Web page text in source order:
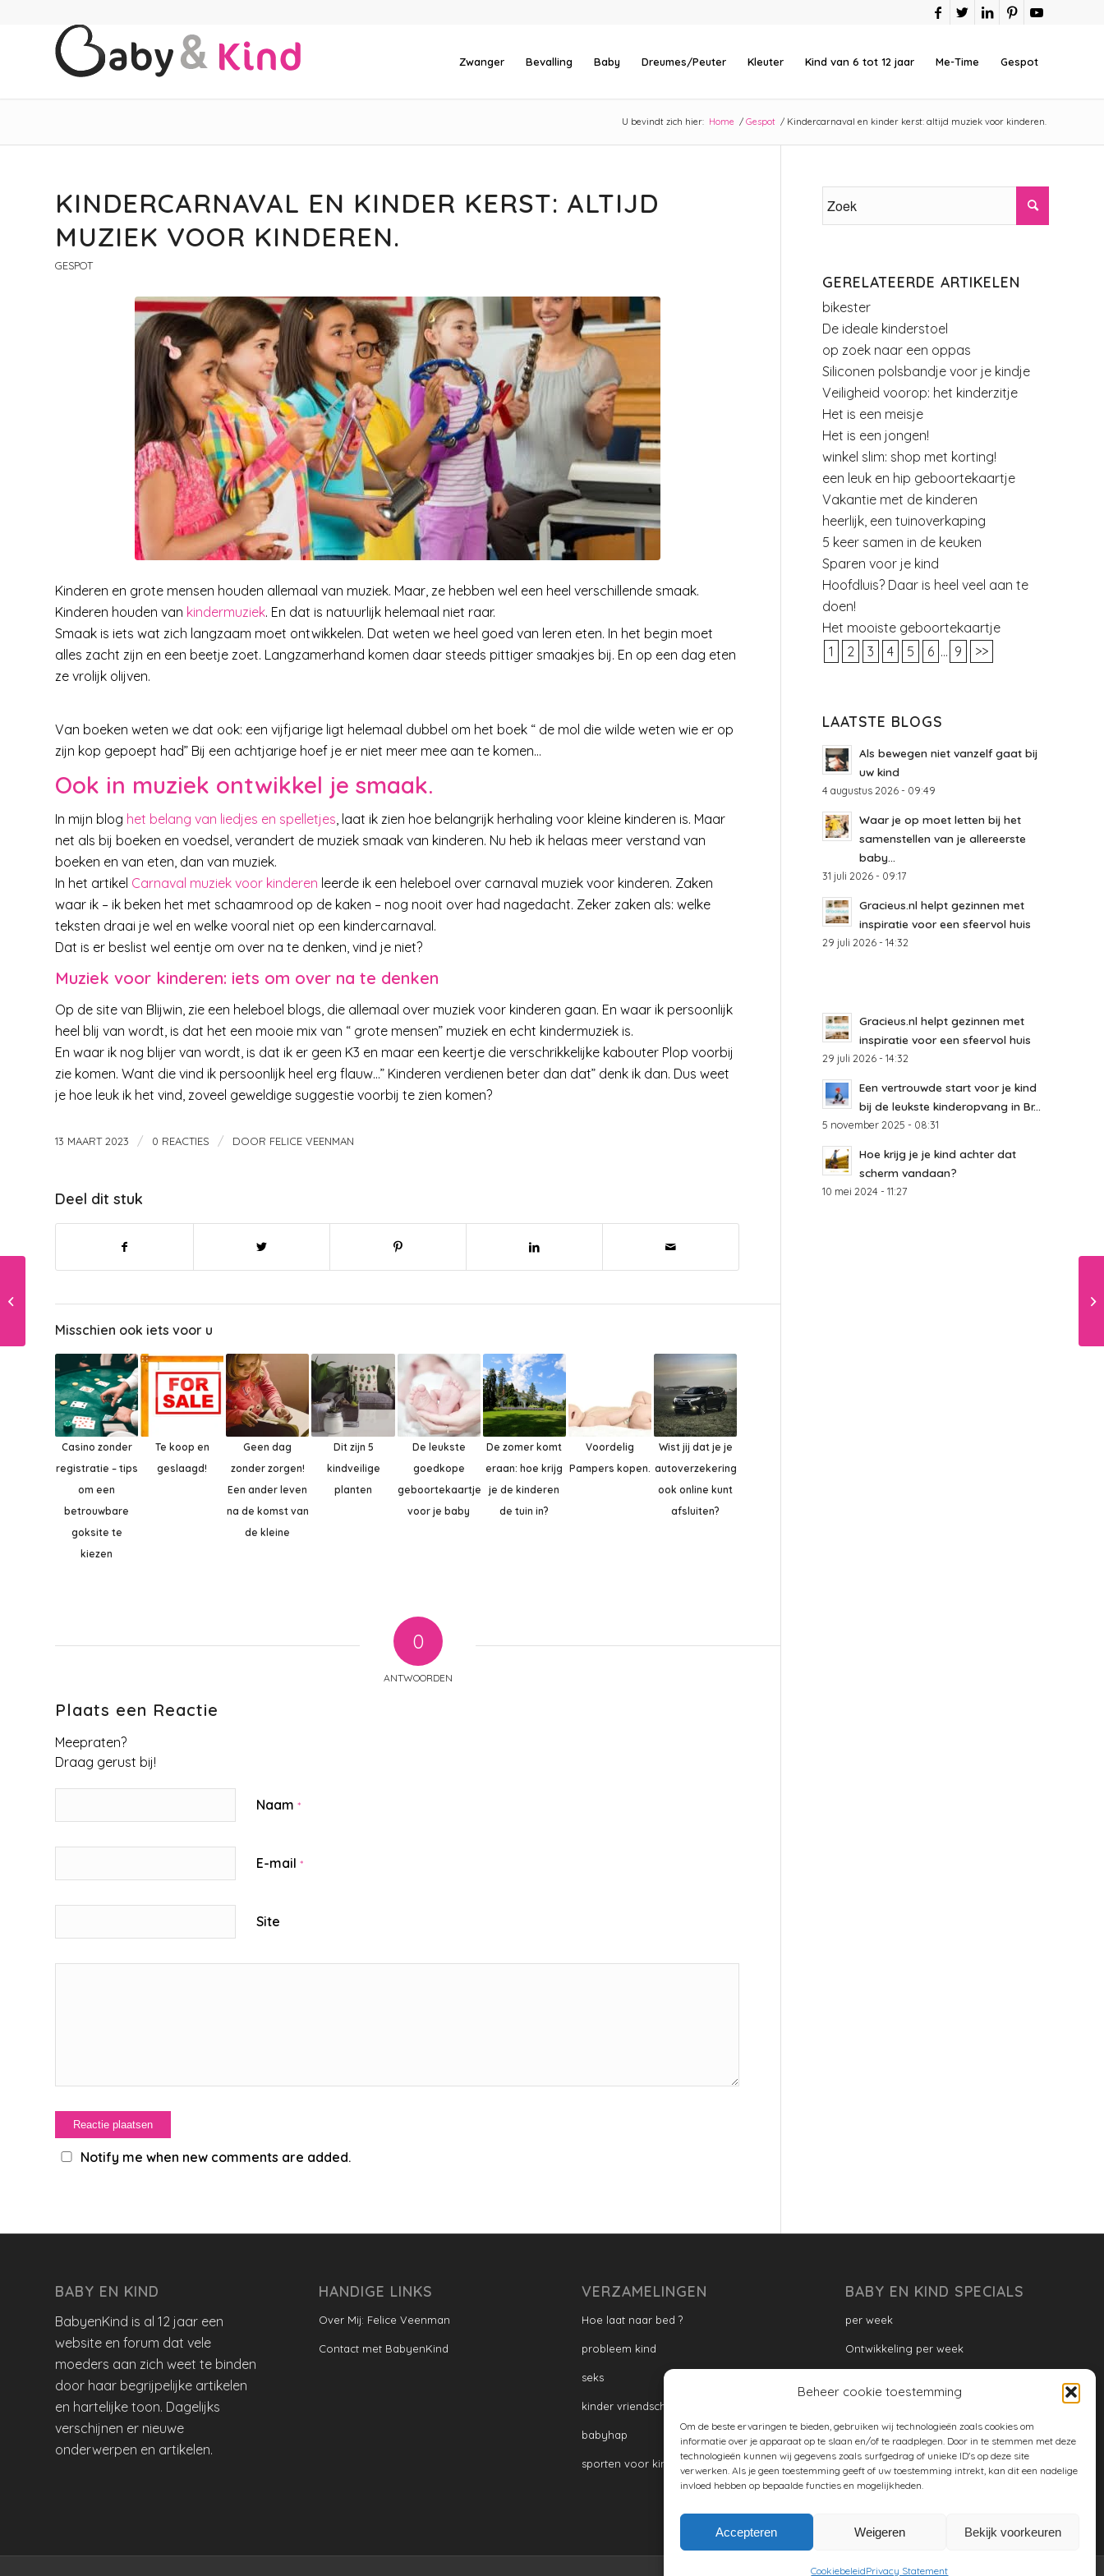
Beheer cookie toestemming
Om de beste ervaringen te bieden, gebruiken wij technologieën zoals cookies om
informatie over je apparaat op te slaan en/of te raadplegen. Door in te stemmen met deze
technologieën kunnen wij gegevens zoals surfgedrag of unieke ID's op deze site
verwerken. Als je geen toestemming geeft of uw toestemming intrekt, kan dit een nadelige
invloed hebben op bepaalde functies en mogelijkheden.
Accepteren Weigeren Bekijk voorkeuren
CookiebeleidPrivacy Statement
Zwanger Bevalling Baby Dreumes/Peuter Kleuter Kind van 6 tot 12 jaar Me-Time Gespot
U bevindt zich hier: Home / Gespot / Kindercarnaval en kinder kerst: altijd muziek voor kinderen.
KINDERCARNAVAL EN KINDER KERST: ALTIJD
MUZIEK VOOR KINDEREN.
GESPOT
Kinderen en grote mensen houden allemaal van muziek. Maar, ze hebben wel een heel verschillende smaak.
Kinderen houden van kindermuziek. En dat is natuurlijk helemaal niet raar.
Smaak is iets wat zich langzaam moet ontwikkelen. Dat weten we heel goed van leren eten. In het begin moet
alles zacht zijn en een beetje zoet. Langzamerhand komen daar steeds pittiger smaakjes bij. En op een dag eten
ze vrolijk olijven.
Van boeken weten we dat ook: een vijfjarige ligt helemaal dubbel om het boek “ de mol die wilde weten wie er op
zijn kop gepoept had” Bij een achtjarige hoef je er niet meer mee aan te komen…
Ook in muziek ontwikkel je smaak.
In mijn blog het belang van liedjes en spelletjes, laat ik zien hoe belangrijk herhaling voor kleine kinderen is. Maar
net als bij boeken en voedsel, verandert de muziek smaak van kinderen. Nu heb ik helaas meer verstand van
boeken en van eten, dan van muziek.
In het artikel Carnaval muziek voor kinderen leerde ik een heleboel over carnaval muziek voor kinderen. Zaken
waar ik – ik beken het met schaamrood op de kaken – nog nooit over had nagedacht. Zeker zaken als: welke
teksten draai je wel en welke vooral niet op een kindercarnaval.
Dat is er beslist wel eentje om over na te denken, vind je niet?
Muziek voor kinderen: iets om over na te denken
Op de site van Blijwin, zie een heleboel blogs, die allemaal over muziek voor kinderen gaan. En waar ik persoonlijk
heel blij van wordt, is dat het een mooie mix van “ grote mensen” muziek en echt kindermuziek is.
En waar ik nog blijer van wordt, is dat ik er geen K3 en maar een keertje die verschrikkelijke kabouter Plop voorbij
zie komen. Want die vind ik persoonlijk heel erg flauw…” Kinderen verdienen beter dan dat” denk ik dan. Dus weet
je hoe leuk ik het vind, zoveel geweldige suggestie voorbij te zien komen?
13 MAART 2023 / 0 REACTIES / DOOR FELICE VEENMAN
Deel dit stuk
Misschien ook iets voor u
Casino zonder
registratie – tips
om een
betrouwbare
goksite te
kiezen
Te koop en
geslaagd!
Geen dag
zonder zorgen!
Een ander leven
na de komst van
de kleine
Dit zijn 5
kindveilige
planten
De leukste
goedkope
geboortekaartjes
voor je baby
De zomer komt
eraan: hoe krijg
je de kinderen
de tuin in?
Voordelig
Pampers kopen.
Wist jij dat je je
autoverzekering
ook online kunt
afsluiten?
0
ANTWOORDEN
Plaats een Reactie
Meepraten?
Draag gerust bij!
Naam *
E-mail *
Site
Notify me when new comments are added.
GERELATEERDE ARTIKELEN
bikester
De ideale kinderstoel
op zoek naar een oppas
Siliconen polsbandje voor je kindje
Veiligheid voorop: het kinderzitje
Het is een meisje
Het is een jongen!
winkel slim: shop met korting!
een leuk en hip geboortekaartje
Vakantie met de kinderen
heerlijk, een tuinoverkaping
5 keer samen in de keuken
Sparen voor je kind
Hoofdluis? Daar is heel veel aan te
doen!
Het mooiste geboortekaartje
1
2 3 4 5 6 ... 9 >>
LAATSTE BLOGS
Als bewegen niet vanzelf gaat bij
uw kind
4 augustus 2026 - 09:49
Waar je op moet letten bij het
samenstellen van je allereerste
baby...
31 juli 2026 - 09:17
Gracieus.nl helpt gezinnen met
inspiratie voor een sfeervol huis
29 juli 2026 - 14:32
Gracieus.nl helpt gezinnen met
inspiratie voor een sfeervol huis
29 juli 2026 - 14:32
Een vertrouwde start voor je kind
bij de leukste kinderopvang in Br...
5 november 2025 - 08:31
Hoe krijg je je kind achter dat
scherm vandaan?
10 mei 2024 - 11:27
BABY EN KIND
BabyenKind is al 12 jaar een
website en forum dat vele
moeders aan zich weet te binden
door haar begrijpelijke artikelen
en hartelijke toon. Dagelijks
verschijnen er nieuwe
onderwerpen en artikelen.
HANDIGE LINKS
Over Mij: Felice Veenman
Contact met BabyenKind
VERZAMELINGEN
Hoe laat naar bed ?
probleem kind
seks
kinder vriendschap
babyhap
sporten voor kinderen
BABY EN KIND SPECIALS
per week
Ontwikkeling per week
Ontwikkeling per maand
ontwikkeling per jaar
Cookiebeleid (EU)